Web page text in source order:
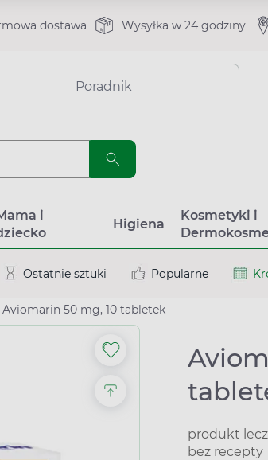
dostawa Wysyłka w 24 godziny
Poradnik
i
Higiena
Kosmetyki i
Ostatnie sztuki Popularne
Aviomarin 50 mg, 10 tabletek
produkt
bez recepty